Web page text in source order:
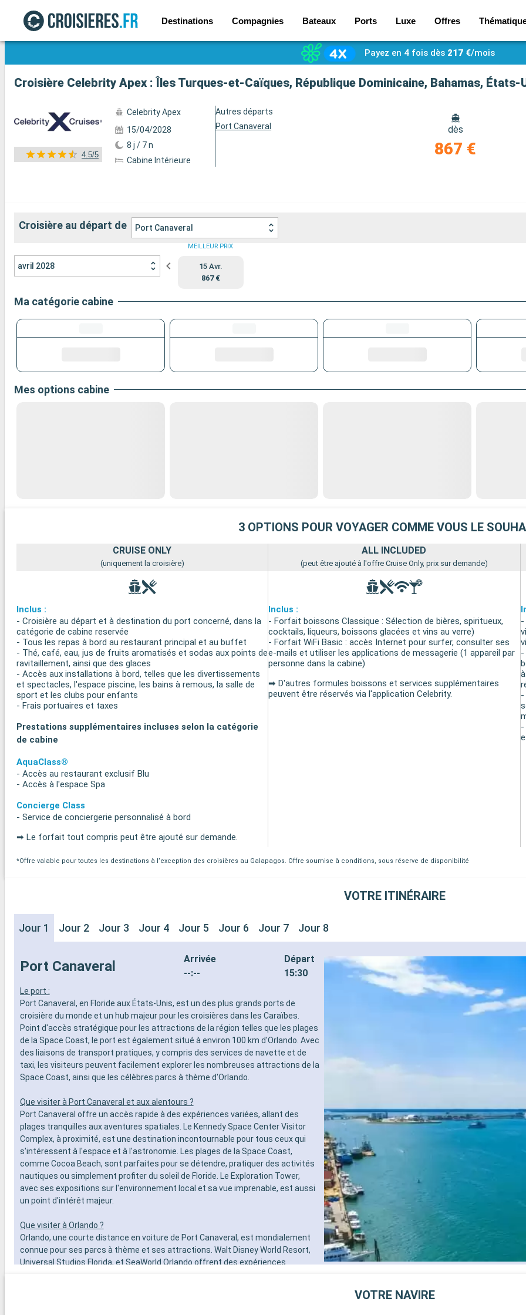
Destinations Compagnies Bateaux Ports Luxe Offres
Voir les 140 autres photos
Payez en 4 fois dès 217 €/mois
Croisière Celebrity Apex : Îles Turques-et-Caïques, République Dominicaine, Bahamas,
4.5/5
Celebrity Apex
15/04/2028
8 j / 7 n
Cabine Intérieure
Autres départs
Port Canaveral
dès
867 €
Croisière au départ de Port Canaveral
avril 2028
MEILLEUR PRIX
15 Avr.
867 €
Ma catégorie cabine
Mes options cabine
3 OPTIONS POUR VOYAGER COMME VOUS LE
CRUISE ONLY
(uniquement la croisière)
Inclus :
- Croisière au départ et à destination du port concerné, dans la
catégorie de cabine reservée
- Tous les repas à bord au restaurant principal et au buffet
- Thé, café, eau, jus de fruits aromatisés et sodas aux points de
ravitaillement, ainsi que des glaces
- Accès aux installations à bord, telles que les divertissements
et spectacles, l'espace piscine, les bains à remous, la salle de
sport et les clubs pour enfants
- Frais portuaires et taxes
Prestations supplémentaires incluses selon la catégorie
de cabine
AquaClass®
- Accès au restaurant exclusif Blu
- Accès à l'espace Spa
Concierge Class
- Service de conciergerie personnalisé à bord
➡ Le forfait tout compris peut être ajouté sur demande.
ALL INCLUDED
(peut être ajouté à l'offre Cruise Only, prix sur demande)
Inclus :
- Forfait boissons Classique : Sélection de bières, spiritueux,
cocktails, liqueurs, boissons glacées et vins au verre)
- Forfait WiFi Basic : accès Internet pour surfer, consulter ses
e-mails et utiliser les applications de messagerie (1 appareil par
personne dans la cabine)
➡ D'autres formules boissons et services supplémentaires
peuvent être réservés via l'application Celebrity.
-
-
-
-
*Offre valable pour toutes les destinations à l’exception des croisières au Galapagos. Offre soumise à conditions, sous réserve de disponibilité
VOTRE ITINÉRAIRE
Jour 1 Jour 2 Jour 3 Jour 4 Jour 5 Jour 6 Jour 7 Jour 8
Port Canaveral
Arrivée
--:--
Départ
15:30
Le port :
Port Canaveral, en Floride aux États-Unis, est un des plus grands ports de
croisière du monde et un hub majeur pour les croisières dans les Caraïbes.
Point d'accès stratégique pour les attractions de la région telles que les plages
de la Space Coast, le port est également situé à environ 100 km d'Orlando. Avec
des liaisons de transport pratiques, y compris des services de navette et de
taxi, les visiteurs peuvent facilement explorer les nombreuses attractions de la
Space Coast, ainsi que les célèbres parcs à thème d'Orlando.
Que visiter à Port Canaveral et aux alentours ?
Port Canaveral offre un accès rapide à des expériences variées, allant des
plages tranquilles aux aventures spatiales. Le Kennedy Space Center Visitor
Complex, à proximité, est une destination incontournable pour tous ceux qui
s'intéressent à l'espace et à l'astronomie. Les plages de la Space Coast,
comme Cocoa Beach, sont parfaites pour se détendre, pratiquer des activités
nautiques ou simplement profiter du soleil de Floride. Le Exploration Tower,
avec ses expositions sur l'environnement local et sa vue imprenable, est aussi
un point d'intérêt majeur.
Que visiter à Orlando ?
Orlando, une courte distance en voiture de Port Canaveral, est mondialement
connue pour ses parcs à thème et ses attractions. Walt Disney World Resort,
Universal Studios Florida, et SeaWorld Orlando offrent des expériences
VOTRE NAVIRE